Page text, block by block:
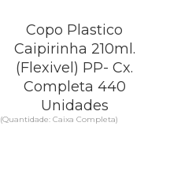
Copo Plastico
Caipirinha 210ml.
(Flexivel) PP- Cx.
Completa 440
Unidades
(Quantidade: Caixa Completa)